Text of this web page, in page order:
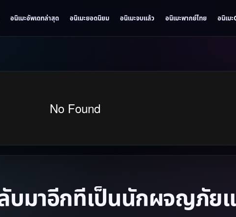
อนิเมะอัพเดทล่าสุด อนิเมะยอดนิยม อนิเมะจบแล้ว อนิเมะพากย์ไทย อนิเม
บมาอีกทีเป็นนักผจญภัยแ